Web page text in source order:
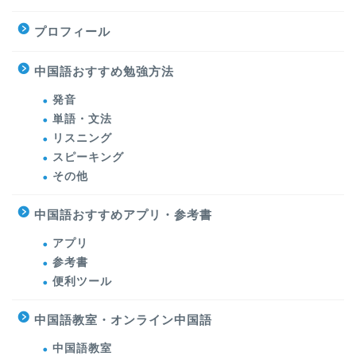
プロフィール
中国語おすすめ勉強方法
発音
単語・文法
リスニング
スピーキング
その他
中国語おすすめアプリ・参考書
アプリ
参考書
便利ツール
中国語教室・オンライン中国語
中国語教室